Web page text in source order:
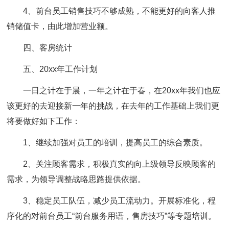
4、前台员工销售技巧不够成熟，不能更好的向客人推
销储值卡，由此增加营业额。
四、客房统计
五、20xx年工作计划
一日之计在于晨，一年之计在于春，在20xx年我们也应
该更好的去迎接新一年的挑战，在去年的工作基础上我们更
将要做好如下工作：
1、继续加强对员工的培训，提高员工的综合素质。
2、关注顾客需求，积极真实的向上级领导反映顾客的
需求，为领导调整战略思路提供依据。
3、稳定员工队伍，减少员工流动力。开展标准化，程
序化的对前台员工“前台服务用语，售房技巧”等专题培训。